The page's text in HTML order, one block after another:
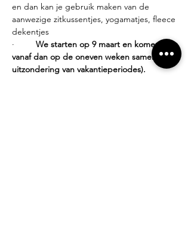
en dan kan je gebruik maken van de
aanwezige zitkussentjes, yogamatjes, fleece
dekentjes
· We starten op 9 maart en komen
vanaf dan op de oneven weken samen (met
uitzondering van vakantieperiodes).